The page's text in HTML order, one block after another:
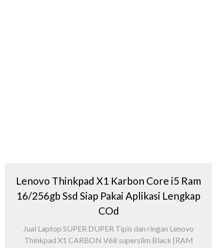
Lenovo Thinkpad X1 Karbon Core i5 Ram
16/256gb Ssd Siap Pakai Aplikasi Lengkap
COd
Jual Laptop SUPER DUPER Tipis dan ringan Lenovo
Thinkpad X1 CARBON V68 superslim Black [RAM